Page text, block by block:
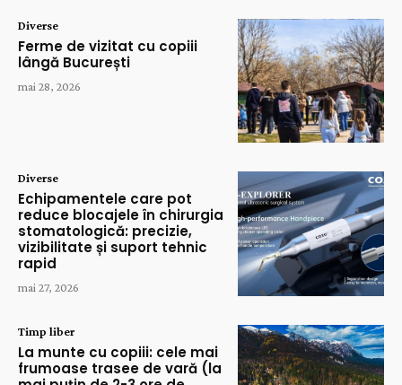
Diverse
Ferme de vizitat cu copiii
lângă București
mai 28, 2026
Diverse
Echipamentele care pot
reduce blocajele în chirurgia
stomatologică: precizie,
vizibilitate și suport tehnic
rapid
mai 27, 2026
Timp liber
La munte cu copiii: cele mai
frumoase trasee de vară (la